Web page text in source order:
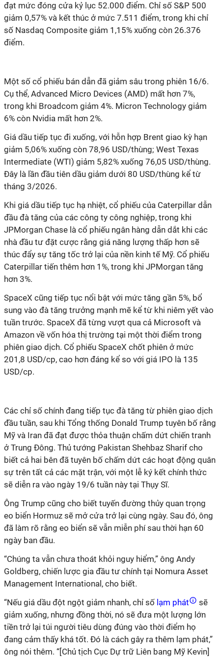
đạt mức đóng cửa kỷ lục 52.000 điểm. Chỉ số S&P 500
giảm 0,57% và kết thúc ở mức 7.511 điểm, trong khi chỉ
số Nasdaq Composite giảm 1,15% xuống còn 26.376
điểm.
Một số cổ phiếu bán dẫn đã giảm sâu trong phiên 16/6.
Cụ thể, Advanced Micro Devices (AMD) mất hơn 7%,
trong khi Broadcom giảm 4%. Micron Technology giảm
6% còn Nvidia mất hơn 2%.
Giá dầu tiếp tục đi xuống, với hỗn hợp Brent giao kỳ hạn
giảm 5,06% xuống còn 78,96 USD/thùng; West Texas
Intermediate (WTI) giảm 5,82% xuống 76,05 USD/thùng.
Đây là lần đầu tiên dầu giảm dưới 80 USD/thùng kể từ
tháng 3/2026.
Khi giá dầu tiếp tục hạ nhiệt, cổ phiếu của Caterpillar dẫn
đầu đà tăng của các công ty công nghiệp, trong khi
JPMorgan Chase là cổ phiếu ngân hàng dẫn dắt khi các
nhà đầu tư đặt cược rằng giá năng lượng thấp hơn sẽ
thúc đẩy sự tăng tốc trở lại của nền kinh tế Mỹ. Cổ phiếu
Caterpillar tiến thêm hơn 1%, trong khi JPMorgan tăng
hơn 3%.
SpaceX cũng tiếp tục nổi bật với mức tăng gần 5%, bổ
sung vào đà tăng trưởng mạnh mẽ kể từ khi niêm yết vào
tuần trước. SpaceX đã từng vượt qua cả Microsoft và
Amazon về vốn hóa thị trường tại một thời điểm trong
phiên giao dịch. Cổ phiếu SpaceX chốt phiên ở mức
201,8 USD/cp, cao hơn đáng kể so với giá IPO là 135
USD/cp.
Các chỉ số chính đang tiếp tục đà tăng từ phiên giao dịch
đầu tuần, sau khi Tổng thống Donald Trump tuyên bố rằng
Mỹ và Iran đã đạt được thỏa thuận chấm dứt chiến tranh
ở Trung Đông. Thủ tướng Pakistan Shehbaz Sharif cho
biết cả hai bên đã tuyên bố chấm dứt các hoạt động quân
sự trên tất cả các mặt trận, với một lễ ký kết chính thức
sẽ diễn ra vào ngày 19/6 tuần này tại Thụy Sĩ.
Ông Trump cũng cho biết tuyến đường thủy quan trọng
eo biển Hormuz sẽ mở cửa trở lại cùng ngày. Sau đó, ông
đã làm rõ rằng eo biển sẽ vẫn miễn phí sau thời hạn 60
ngày ban đầu.
“Chúng ta vẫn chưa thoát khỏi nguy hiểm,” ông Andy
Goldberg, chiến lược gia đầu tư chính tại Nomura Asset
Management International, cho biết.
“Nếu giá dầu đột ngột giảm nhanh, chỉ số lạm phát
sẽ
giảm xuống, nhưng đồng thời, nó sẽ đưa một lượng lớn
tiền trở lại túi người tiêu dùng đúng vào thời điểm họ
đang cảm thấy khá tốt. Đó là cách gây ra thêm lạm phát,”
ông nói thêm. “[Chủ tịch Cục Dự trữ Liên bang Mỹ Kevin]